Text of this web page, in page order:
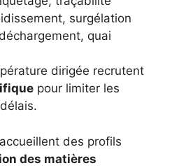
surgélation
quai
dirigée recrutent
pour limiter les
des profils
des matières